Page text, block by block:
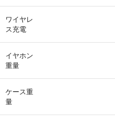
ワイヤレ
ス充電
イヤホン
重量
ケース重
量